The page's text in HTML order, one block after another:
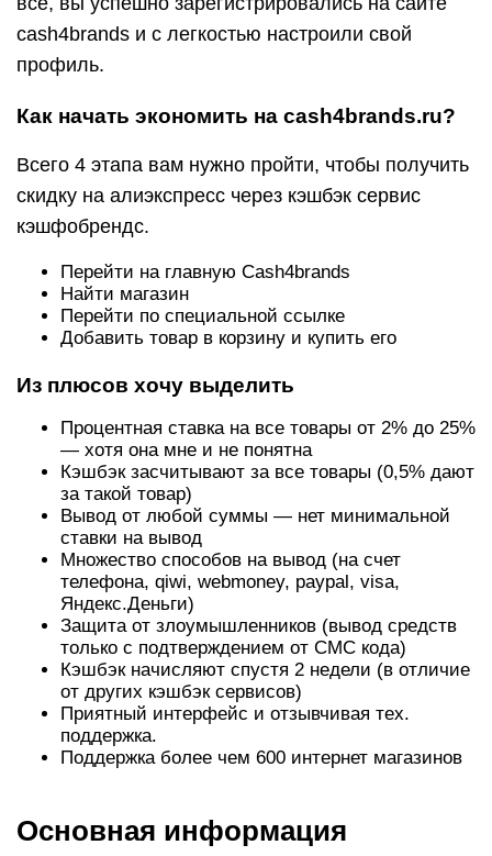
cash4brands и с легкостью настроили свой
профиль.
Как начать экономить на cash4brands.ru?
Всего 4 этапа вам нужно пройти, чтобы получить
скидку на алиэкспресс через кэшбэк сервис
кэшфобрендс.
Перейти на главную Cash4brands
Найти магазин
Перейти по специальной ссылке
Добавить товар в корзину и купить его
Из плюсов хочу выделить
Процентная ставка на все товары от 2% до 25%
— хотя она мне и не понятна
Кэшбэк засчитывают за все товары (0,5% дают
за такой товар)
Вывод от любой суммы — нет минимальной
ставки на вывод
Множество способов на вывод (на счет
телефона, qiwi, webmoney, paypal, visa,
Яндекс.Деньги)
Защита от злоумышленников (вывод средств
только с подтверждением от СМС кода)
Кэшбэк начисляют спустя 2 недели (в отличие
от других кэшбэк сервисов)
Приятный интерфейс и отзывчивая тех.
поддержка.
Поддержка более чем 600 интернет магазинов
Основная информация